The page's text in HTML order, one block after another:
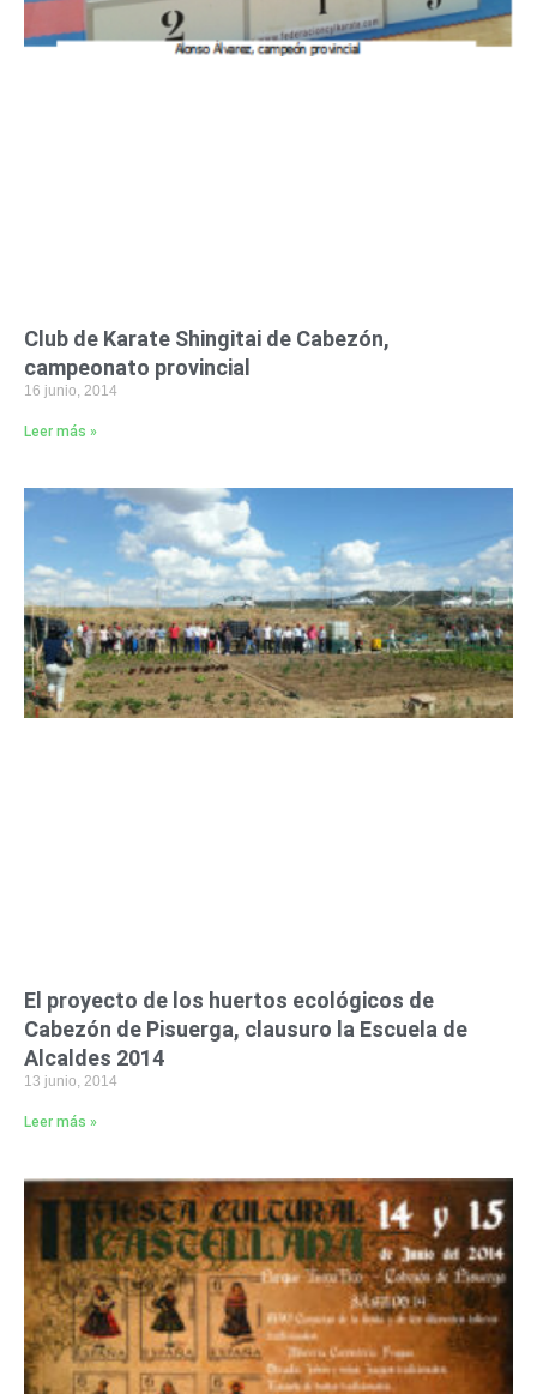
Club de Karate Shingitai de Cabezón,
campeonato provincial
16 junio, 2014
Leer más »
El proyecto de los huertos ecológicos de
Cabezón de Pisuerga, clausuro la Escuela de
Alcaldes 2014
13 junio, 2014
Leer más »